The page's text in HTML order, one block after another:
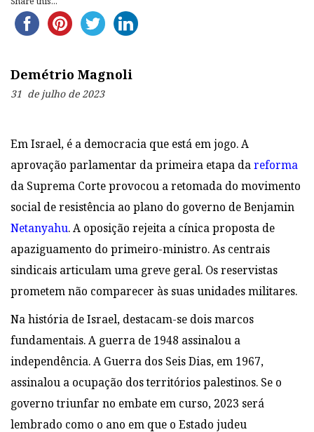
Demétrio Magnoli
31 de julho de 2023
Em Israel, é a democracia que está em jogo. A
aprovação parlamentar da primeira etapa dareforma
da Suprema Corte provocou a retomada do movimento
social de resistência ao plano do governo de Benjamin
Netanyahu. A oposição rejeita a cínica proposta de
apaziguamento do primeiro-ministro. As centrais
sindicais articulam uma greve geral. Os reservistas
prometem não comparecer às suas unidades militares.
Na história de Israel, destacam-se dois marcos
fundamentais. A guerra de 1948 assinalou a
independência. A Guerra dos Seis Dias, em 1967,
assinalou a ocupação dos territórios palestinos. Se o
governo triunfar no embate em curso, 2023 será
lembrado como o ano em que o Estado judeu